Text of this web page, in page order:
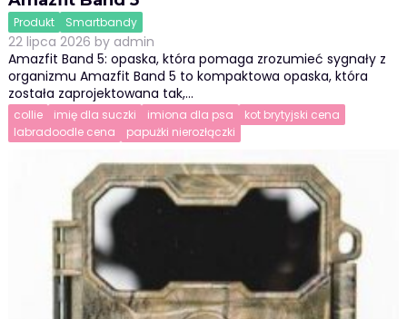
Produkt Smartbandy
22 lipca 2026 by admin
Amazfit Band 5: opaska, która pomaga zrozumieć sygnały z
organizmu Amazfit Band 5 to kompaktowa opaska, która
została zaprojektowana tak,…
collie imię dla suczki imiona dla psa
kot brytyjski cena
labradoodle cena
papużki nierozłączki